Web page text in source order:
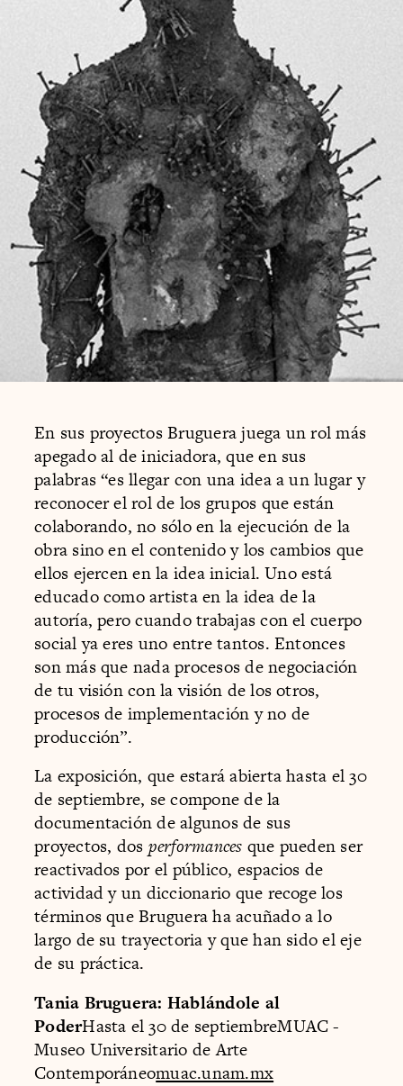
En sus proyectos Bruguera juega un rol más
apegado al de iniciadora, que en sus
palabras “es llegar con una idea a un lugar y
reconocer el rol de los grupos que están
colaborando, no sólo en la ejecución de la
obra sino en el contenido y los cambios que
ellos ejercen en la idea inicial. Uno está
educado como artista en la idea de la
autoría, pero cuando trabajas con el cuerpo
social ya eres uno entre tantos. Entonces
son más que nada procesos de negociación
de tu visión con la visión de los otros,
procesos de implementación y no de
producción”.
La exposición, que estará abierta hasta el 30
de septiembre, se compone de la
documentación de algunos de sus
proyectos, dos performances que pueden ser
reactivados por el público, espacios de
actividad y un diccionario que recoge los
términos que Bruguera ha acuñado a lo
largo de su trayectoria y que han sido el eje
de su práctica.
Tania Bruguera: Hablándole al
PoderHasta el 30 de septiembreMUAC -
Museo Universitario de Arte
Contemporáneomuac.unam.mx